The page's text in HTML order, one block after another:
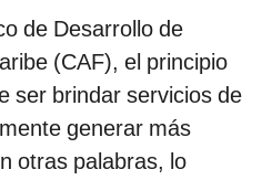
de Desarrollo de
(CAF), el principio
ser brindar servicios de
generar más
otras palabras, lo